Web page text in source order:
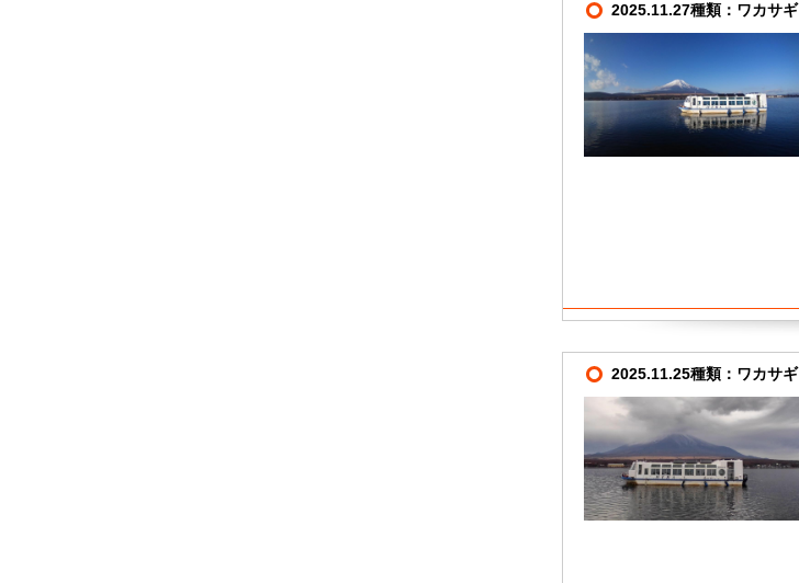
2025.11.27種類：ワカサギ
2025.11.25種類：ワカサギ